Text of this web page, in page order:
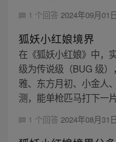
1 个回答 2024年09月01
狐妖小红娘境界
在《狐妖小红娘》中，
级为传说级（BUG 级
雅、东方月初、小金人
测，能单枪匹马打下一
1 个回答 2024年08月31